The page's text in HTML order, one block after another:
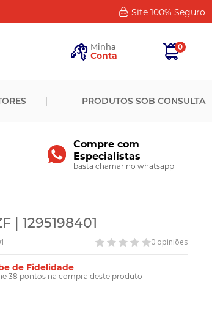
Site 100% Seguro
Minha
Conta
Senha?
Novo
CADASTRAR
0
PRODUTOS SOB CONSULTA
Compre com
Especialistas
basta chamar no whatsapp
| 1295198401
0 opiniões
de Fidelidade
38 pontos na compra deste produto